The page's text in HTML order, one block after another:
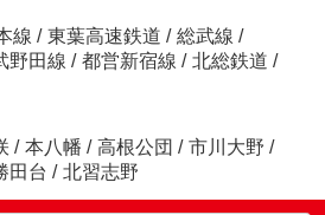
線 / 東葉高速鉄道 / 総武線 /
野田線 / 都営新宿線 / 北総鉄道 /
/ 本八幡 / 高根公団 / 市川大野 /
田台 / 北習志野